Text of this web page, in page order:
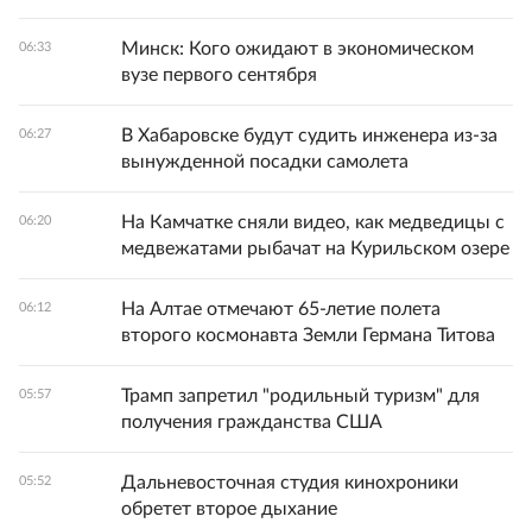
06:33
Минск: Кого ожидают в экономическом
вузе первого сентября
06:27
В Хабаровске будут судить инженера из-за
вынужденной посадки самолета
06:20
На Камчатке сняли видео, как медведицы с
медвежатами рыбачат на Курильском озере
06:12
На Алтае отмечают 65-летие полета
второго космонавта Земли Германа Титова
05:57
Трамп запретил "родильный туризм" для
получения гражданства США
05:52
Дальневосточная студия кинохроники
обретет второе дыхание